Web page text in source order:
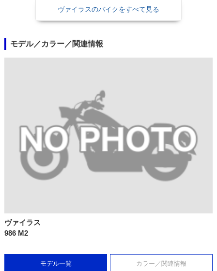
ヴァイラスのバイクをすべて見る
モデル／カラー／関連情報
ヴァイラス
986 M2
モデル一覧 カラー／関連情報